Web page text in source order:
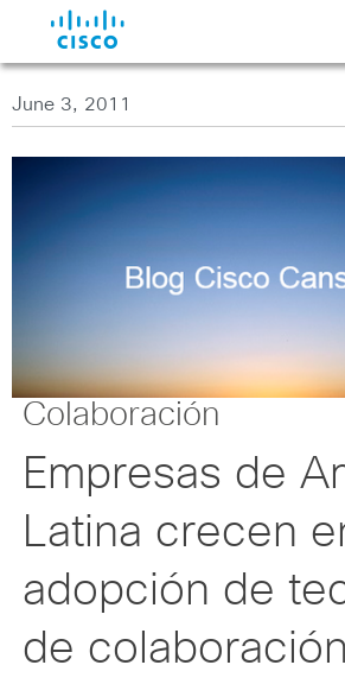
June 3, 2011
Colaboración
Empresas de
Latina crecen
adopción de
de